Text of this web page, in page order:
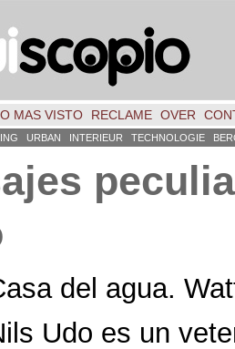
MAS VISTO RECLAME OVER
URBAN INTERIEUR TECHNOLOGIE
del agua.
Udo es un